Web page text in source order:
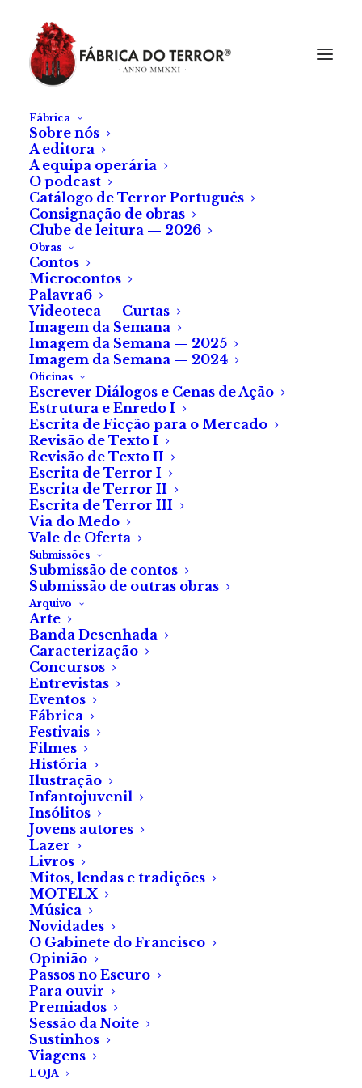
Fábrica
Sobre nós
A editora
A equipa operária
O podcast
Catálogo de Terror Português
Consignação de obras
Clube de leitura — 2026
Obras
Contos
Microcontos
Palavra6
Videoteca — Curtas
Imagem da Semana
Imagem da Semana — 2025
Imagem da Semana — 2024
Oficinas
Escrever Diálogos e Cenas de Ação
Estrutura e Enredo I
Escrita de Ficção para o Mercado
Revisão de Texto I
Revisão de Texto II
Escrita de Terror I
Escrita de Terror II
Escrita de Terror III
Via do Medo
Vale de Oferta
Submissões
Submissão de contos
Submissão de outras obras
Arquivo
Arte
Banda Desenhada
Caracterização
Concursos
Entrevistas
Eventos
Fábrica
Festivais
Filmes
História
Ilustração
Infantojuvenil
Insólitos
Jovens autores
Lazer
Livros
Mitos, lendas e tradições
MOTELX
Música
Novidades
O Gabinete do Francisco
Opinião
Passos no Escuro
Para ouvir
Premiados
Sessão da Noite
Sustinhos
Viagens
LOJA
Filmes de Hugo Pinto
no próximo Clube de
Cinema
Três curtas para ver
no dia 14 de março, na
Cossoul.
A entrada é gratuita, sem
necessidade de inscrição
prévia, e a sessão começa às
21 h. Para maiores de 18.
Além de ser o único realizador português com filmes
na VIDIVERSE, uma plataforma com curadoria do
realizador Alex Proyas, Hugo Pinto foi um dos
primeiros a submeter os seus filmes à recém-nascida
secção de curtas da Fábrica do Terror, em 2022.
Para esta sessão, traz-nos três filmes com
nomeações e participações em vários festivais
nacionais e internacionais. No final, conversaremos
com o realizador.